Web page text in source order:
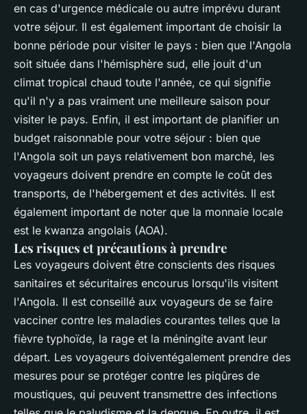
en cas d'urgence médicale ou autre imprévu durant
votre séjour. Il est également important de choisir la
bonne période pour visiter le pays : bien que l'Angola
soit située dans l'hémisphère sud, elle jouit d'un
climat tropical chaud toute l'année, ce qui signifie
qu'il n'y a pas vraiment une meilleure saison pour
visiter le pays. Enfin, il est important de planifier un
budget raisonnable pour votre séjour : bien que
l'Angola soit un pays relativement bon marché, les
voyageurs doivent prendre en compte le coût des
transports, de l'hébergement et des activités. Il est
également important de noter que la monnaie locale
est le kwanza angolais (AOA).
Les risques et précautions à prendre
Les voyageurs doivent être conscients des risques
sanitaires et sécuritaires encourus lorsqu'ils visitent
l'Angola. Il est conseillé aux voyageurs de se faire
vacciner contre les maladies courantes telles que la
fièvre typhoïde, la rage et la méningite avant leur
départ. Les voyageurs doiventégalement prendre des
mesures pour se protéger contre les piqûres de
moustiques, qui peuvent transmettre des infections